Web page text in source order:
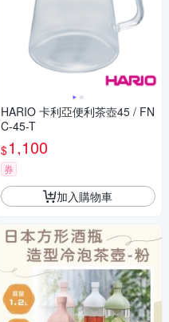
HARIO 卡利亞便利茶壺45 / FN
C-45-T
$1,100
券
加入購物車